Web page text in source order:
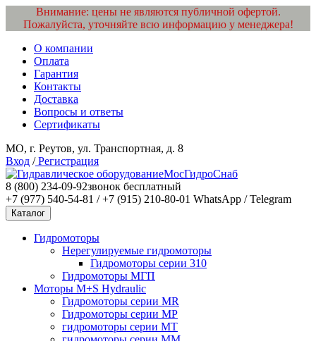
Внимание: цены не являются публичной офертой.
Пожалуйста, уточняйте всю информацию у менеджера!
О компании
Оплата
Гарантия
Контакты
Доставка
Вопросы и ответы
Сертификаты
МО, г. Реутов, ул. Транспортная, д. 8
Вход /Регистрация
МосГидроСнаб
8 (800) 234-09-92звонок бесплатный
+7 (977) 540-54-81 / +7 (915) 210-80-01 WhatsApp / Telegram
Каталог
Гидромоторы
Нерегулируемые гидромоторы
Гидромоторы серии 310
Гидромоторы МГП
Моторы M+S Hydraulic
Гидромоторы серии MR
Гидромоторы серии MP
гидромоторы серии MT